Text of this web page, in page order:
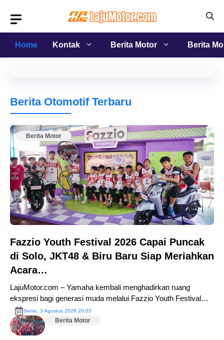
isi
Home
Kontak Berita Motor Berita
Berita Otomotif Terbaru
Berita Motor
Fazzio Youth Festival 2026 Capai Puncak
di Solo, JKT48 & Biru Baru Siap Meriahkan
Acara…
LajuMotor.com – Yamaha kembali menghadirkan ruang
ekspresi bagi generasi muda melalui Fazzio Youth Festival
2026, ajang tahunan yang menggabungkan kreativitas,
olahraga, dan gaya hidup pelajar.
Senin, 3 Agustus 2026 20:03
Berita Motor